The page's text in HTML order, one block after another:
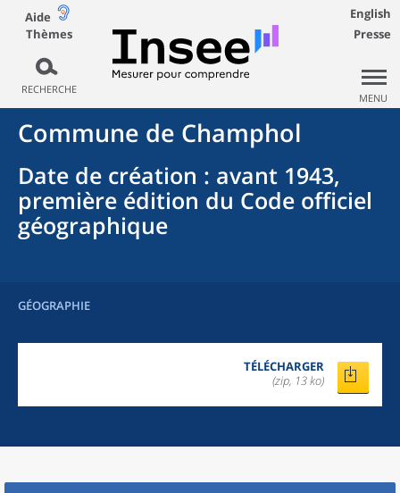
Aide
Thèmes
RECHERCHE
English
Presse
MENU
Commune de Champhol
Date de création : avant 1943,
première édition du Code officiel
géographique
GÉOGRAPHIE
TÉLÉCHARGER
(zip, 13 ko)